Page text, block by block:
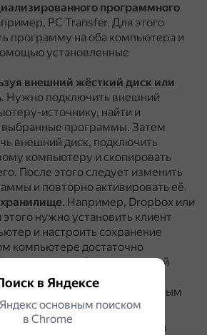
программного
PC Transfer. Для этого
программу на оба компьютера и
установленные
внешний жёсткий диск или
. Нужно подключить внешний
источнику, найти и
выбранные программы. Затем
внешний диск, подключить
компьютеру и скопировать
После этого следует изменить
и повторно активировать её.
. Например, Dropbox или
нужно установить клиент
и настроить сохранение
компьютере достаточно
же клиент и зайти в созданный
получить доступ ко всем
в том числе установленным
от личных предпочтений и
в Яндексе
основным поиском
в Сhrome